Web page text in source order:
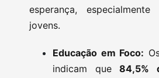
esperança,
jovens.
Educação em Foco:
indicam que 84,5%